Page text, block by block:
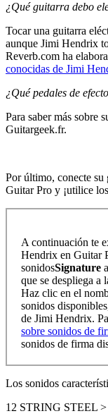
¿Qué guitarra debo
Tocar una guitarra
aunque Jimi Hendrix
Reverb.com ha
conocidas de Jimi
¿Qué pedales de
Para saber más sobre
Guitargeek.fr.
Por último, conecte su
Guitar Pro y ¡utilice
A continuación te
Hendrix en Guitar
sonidosSignature
que se despliega a
Haz clic en el
sonidos
de Jimi Hendrix.
sobre sonidos de
sonidos de firma
Los sonidos
12 STRING STEEL >